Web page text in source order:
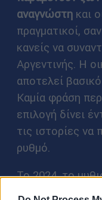
αναγνώστηκαι
πραγματικοί,
κανείς να
Αργεντινής. Η
αποτελεί
Καμία φράση
επιλογή δίνει
τις ιστορίες
ρυθμό.
Το 2024, το
Ποτάμι» (εκδ.